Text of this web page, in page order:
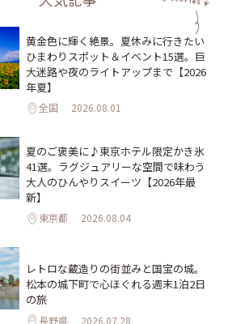
黄金色に輝く絶景。夏休みに行きたい
ひまわりスポット＆イベント15選。巨
大迷路や夜のライトアップまで【2026
年夏】
全国 2026.08.01
夏のご褒美に♪東京ホテル限定かき氷
41選。ラグジュアリーな空間で味わう
大人のひんやりスイーツ【2026年最
新】
東京都 2026.08.04
レトロな蔵造りの街並みと国宝の城。
松本の城下町で心ほぐれる週末1泊2日
の旅
長野県 2026.07.28